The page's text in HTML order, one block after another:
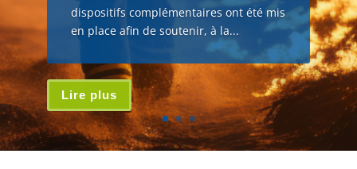
dispositifs complémentaires ont été mis
en place afin de soutenir, à la...
Lire plus